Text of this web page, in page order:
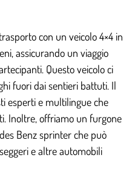
con un veicolo 4×4 in
assicurando un viaggio
Questo veicolo ci
fuori dai sentieri battuti. Il
esperti e multilingue che
Inoltre, offriamo un furgone
Benz sprinter che può
e altre automobili